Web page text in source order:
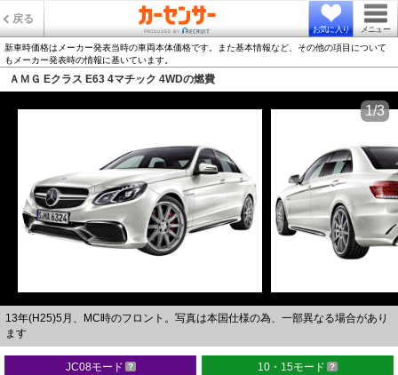
戻る
お気に入り メニュー
新車時価格はメーカー発表当時の車両本体価格です。また基本情報など、その他の項目について
もメーカー発表時の情報に基いています。
ＡＭＧ Eクラス E63 4マチック 4WDの燃費
13年(H25)5月、MC時のフロント。写真は本国仕様の為、一部異なる場合があり
ます
1/3
JC08モード 10・15モード